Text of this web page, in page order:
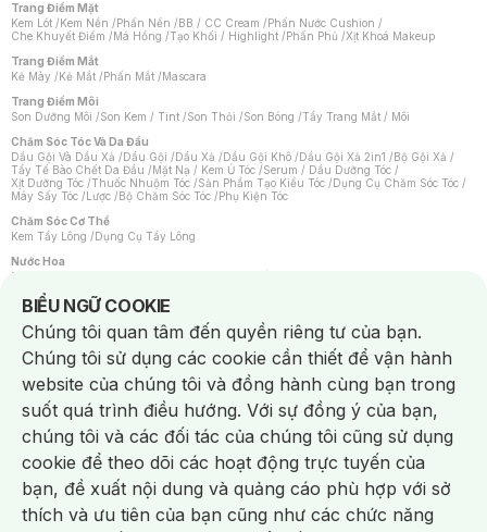
Trang Điểm Mặt
Kem Lót /Kem Nền /Phấn Nền /BB / CC Cream /Phấn Nước Cushion /
Che Khuyết Điểm /Má Hồng /Tạo Khối / Highlight /Phấn Phủ /Xịt Khoá Makeup
Trang Điểm Mắt
Kẻ Mày /Kẻ Mắt /Phấn Mắt /Mascara
Trang Điểm Môi
Son Dưỡng Môi /Son Kem / Tint /Son Thỏi /Son Bóng /Tẩy Trang Mắt / Môi
Chăm Sóc Tóc Và Da Đầu
Dầu Gội Và Dầu Xả /Dầu Gội /Dầu Xả /Dầu Gội Khô /Dầu Gội Xả 2in1 /Bộ Gội Xả /
Tẩy Tế Bào Chết Da Đầu /Mặt Nạ / Kem Ủ Tóc /Serum / Dầu Dưỡng Tóc /
Xịt Dưỡng Tóc /Thuốc Nhuộm Tóc /Sản Phẩm Tạo Kiểu Tóc /Dụng Cụ Chăm Sóc Tóc /
Máy Sấy Tóc /Lược /Bộ Chăm Sóc Tóc /Phụ Kiện Tóc
Chăm Sóc Cơ Thể
Kem Tẩy Lông /Dụng Cụ Tẩy Lông
Nước Hoa
Nước Hoa Nữ
Chăm Sóc Cá Nhân
Chống Muỗi /Khẩu Trang /Máy Massage/Mặt Nạ Xông Hơi /Nước Rửa Tay/
Sản Phẩm Chăm Sóc Khác /Bàn Chải Đánh Răng /Bàn Chải Điện/
Hỗ Trợ Trắng Răng/Kem Đánh Răng /Máy Tăm Nước/ Nước Súc Miệng/
Tăm / Chỉ Nha Khoa/ Xịt Thơm Miệng / Dung Dịch Vệ Sinh/Dưỡng Vùng Kín/
Khăn Ướt Vệ Sinh Vùng Kín/Băng Vệ Sinh/Tampon/Bọt Cạo Râu /Dao Cạo Râu/
Máy Cạo Râu
Vấn Đề Về Da
Da Dầu / Lỗ Chân Lông To/ Da Khô / Mất Nước/ Da Lão Hóa/ Da Mụn/
Da Nhạy Cảm / Kích Ứng
Da Xỉn Màu Thâm / Nám / Tàn Nhang
Quầng Thâm & Bọng Mắt /Sẹo /Viêm Da Cơ Địa
Dụng Cụ / Phụ Kiện Chăm Sóc Da
Bông Tẩy Trang
Khăn Lau Mặt Khô Dụng Cụ / Máy Rửa Mặt Máy Chăm Sóc Da
Dụng Cụ Chăm Sóc Khác
BIỂU NGỮ COOKIE
Notice about cookies usage
Chúng tôi quan tâm đến quyền riêng tư của bạn.
Chúng tôi sử dụng các cookie cần thiết để vận hành
website của chúng tôi và đồng hành cùng bạn trong
suốt quá trình điều hướng. Với sự đồng ý của bạn,
chúng tôi và các đối tác của chúng tôi cũng sử dụng
cookie để theo dõi các hoạt động trực tuyến của
bạn, đề xuất nội dung và quảng cáo phù hợp với sở
thích và ưu tiên của bạn cũng như các chức năng